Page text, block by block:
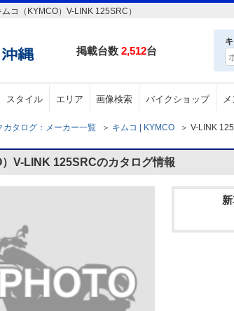
コ（KYMCO）V-LINK 125SRC）
掲載台数 2,512台
スタイル エリア 画像検索 バイクショップ
カタログ：メーカー一覧 ＞ キムコ | KYMCO ＞ V-LINK
V-LINK 125SRCのカタログ情報